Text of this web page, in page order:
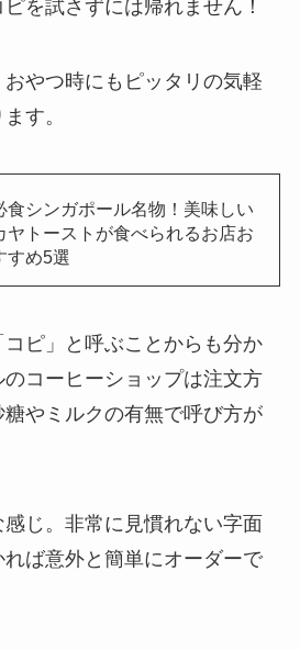
を試さずには帰れません！
やつ時にもピッタリの気軽
す。
食シンガポール名物！美味しい
ヤトーストが食べられるお店お
すめ5選
ピ」と呼ぶことからも分か
のコーヒーショップは注文方
やミルクの有無で呼び方が
じ。非常に見慣れない字面
ば意外と簡単にオーダーで